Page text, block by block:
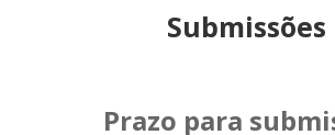
Submissões
Prazo para